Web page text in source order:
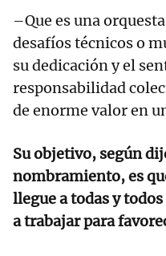
–Que es una
desafíos técnicos o
su dedicación y el
responsabilidad
de enorme valor en
Su objetivo, según
nombramiento, es
llegue a todas y
a trabajar para